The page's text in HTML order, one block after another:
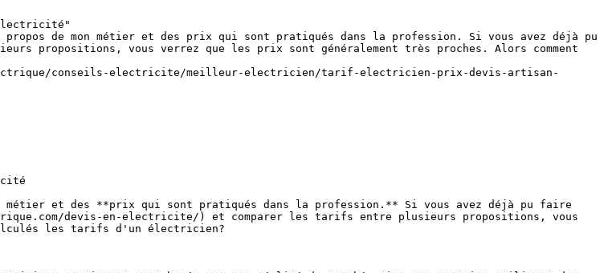
de mon métier et des prix qui sont pratiqués dans la profession. Si vous avez déjà pu
propositions, vous verrez que les prix sont généralement très proches. Alors comment
conseils-electricite/meilleur-electricien/tarif-electricien-prix-devis-artisan-
et des **prix qui sont pratiqués dans la profession.** Si vous avez déjà pu faire
devis-en-electricite/) et comparer les tarifs entre plusieurs propositions, vous
les tarifs d'un électricien?